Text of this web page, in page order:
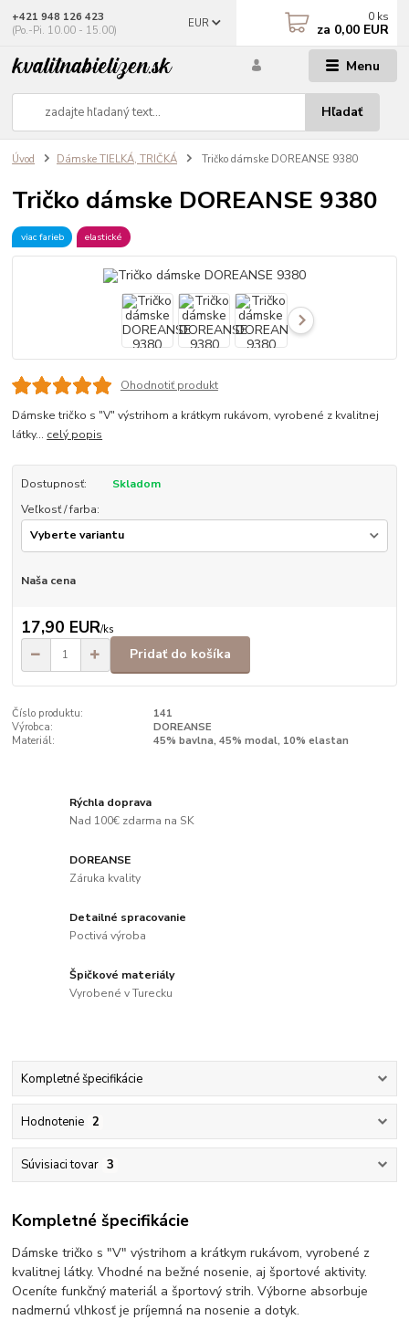
Menu
EUR
Hľadať
+421 948 126 423
(Po.-Pi. 10.00 - 15.00)
0 ks
za 0,00 EUR
Úvod Dámske TIELKÁ, TRIČKÁ Tričko dámske DOREANSE 9380
Tričko dámske DOREANSE 9380
viac farieb elastické
Ohodnotiť produkt
Dámske tričko s "V" výstrihom a krátkym rukávom, vyrobené z kvalitnej
látky... celý popis
Dostupnosť:
Skladom
Veľkosť / farba:
Naša cena
17,90 EUR/ks
Pridať do košíka
Číslo produktu:
141
Výrobca:
DOREANSE
Materiál:
45% bavlna, 45% modal, 10% elastan
Rýchla doprava
Nad 100€ zdarma na SK
DOREANSE
Záruka kvality
Detailné spracovanie
Poctivá výroba
Špičkové materiály
Vyrobené v Turecku
Kompletné špecifikácie
Hodnotenie 2
Súvisiaci tovar 3
Kompletné špecifikácie
Dámske tričko s "V" výstrihom a krátkym rukávom, vyrobené z
kvalitnej látky. Vhodné na bežné nosenie, aj športové aktivity.
Oceníte funkčný materiál a športový strih. Výborne absorbuje
nadmernú vlhkosť je príjemná na nosenie a dotyk.